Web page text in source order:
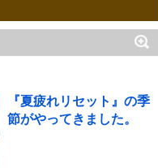
『夏疲れリセット』の季
節がやってきました。